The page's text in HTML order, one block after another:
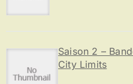
Saison 2 –
City Limits